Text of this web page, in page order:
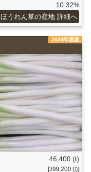
10.32%
ほうれん草の産地 詳細へ
2024年度産
46,400 (t)
[399,200 (t)]